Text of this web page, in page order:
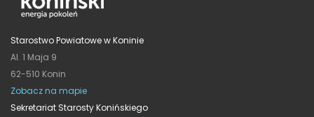
Starostwo Powiatowe w Koninie
Al. 1 Maja 9
62-510 Konin
Zobacz na mapie
Sekretariat Starosty Konińskiego